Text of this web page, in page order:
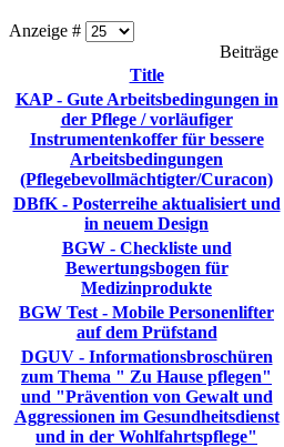
Anzeige #
Beiträge
Title
KAP - Gute Arbeitsbedingungen in
der Pflege / vorläufiger
Instrumentenkoffer für bessere
Arbeitsbedingungen
(Pflegebevollmächtigter/Curacon)
DBfK - Posterreihe aktualisiert und
in neuem Design
BGW - Checkliste und
Bewertungsbogen für
Medizinprodukte
BGW Test - Mobile Personenlifter
auf dem Prüfstand
DGUV - Informationsbroschüren
zum Thema " Zu Hause pflegen"
und "Prävention von Gewalt und
Aggressionen im Gesundheitsdienst
und in der Wohlfahrtspflege"